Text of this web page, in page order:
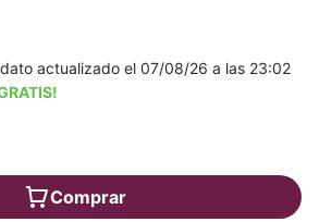
dato actualizado el 07/08/26 a las 23:02
Comprar